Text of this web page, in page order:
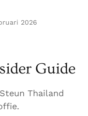
2026
Guide
Thailand